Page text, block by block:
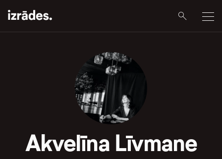
Akvelīna Līvmane